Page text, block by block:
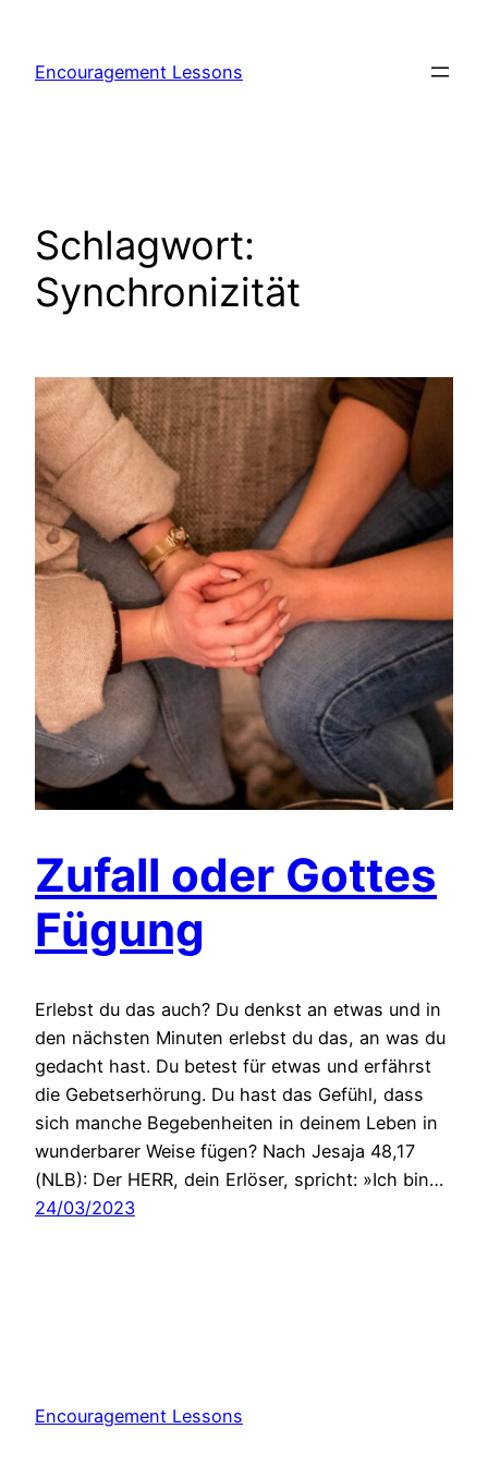
Encouragement Lessons
Schlagwort:
Synchronizität
Zufall oder Gottes
Fügung
Erlebst du das auch? Du denkst an etwas und in
den nächsten Minuten erlebst du das, an was du
gedacht hast. Du betest für etwas und erfährst
die Gebetserhörung. Du hast das Gefühl, dass
sich manche Begebenheiten in deinem Leben in
wunderbarer Weise fügen? Nach Jesaja 48,17
(NLB): Der HERR, dein Erlöser, spricht: »Ich bin…
24/03/2023
Encouragement Lessons